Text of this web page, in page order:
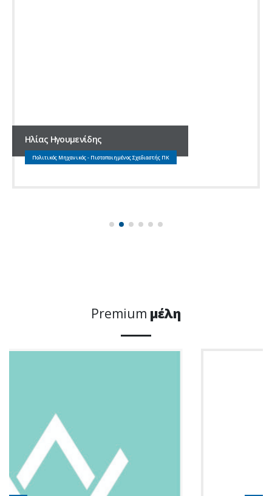
Ηλίας Ηγουμενίδης
Πολιτικός Μηχανικός - Πιστοποιημένος Σχεδιαστής ΠΚ
Premium μέλη